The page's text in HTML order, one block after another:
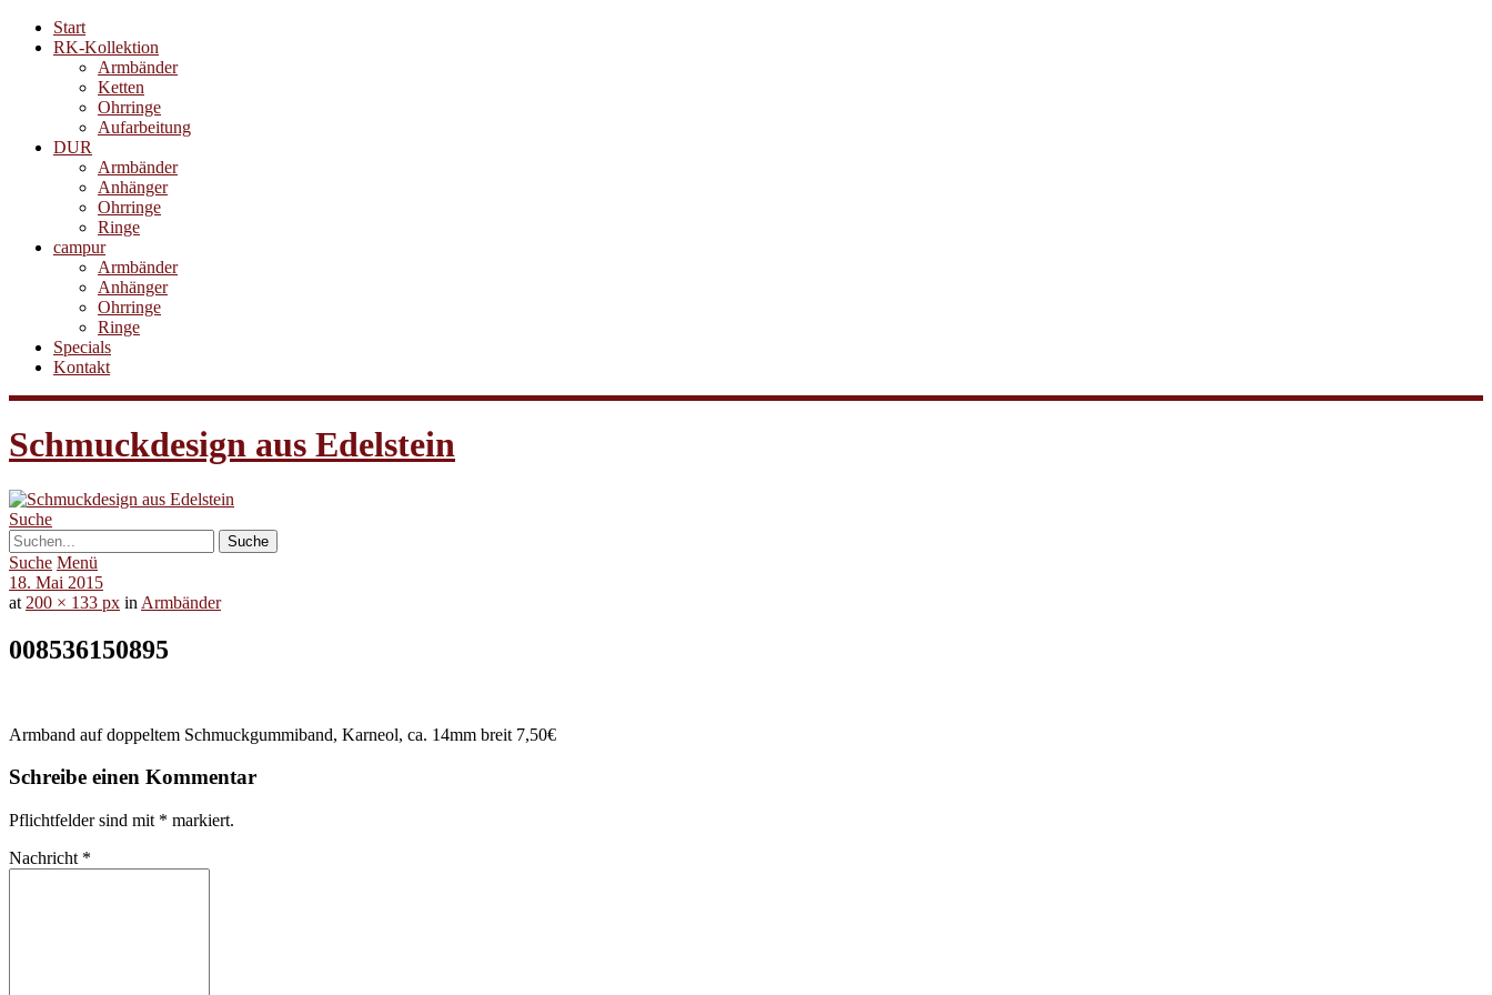
Start
RK-Kollektion
Armbänder
Ketten
Ohrringe
Aufarbeitung
DUR
Armbänder
Anhänger
Ohrringe
Ringe
campur
Armbänder
Anhänger
Ohrringe
Ringe
Specials
Kontakt
Schmuckdesign aus Edelstein
Suche
Suche Menü
18. Mai 2015
at 200 × 133 px in Armbänder
008536150895
Armband auf doppeltem Schmuckgummiband, Karneol, ca. 14mm breit 7,50€
Schreibe einen Kommentar
Pflichtfelder sind mit * markiert.
Nachricht *